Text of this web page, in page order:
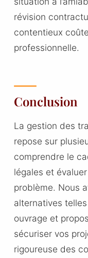
révision
contentieux
professionnelle.
Conclusion
La gestion des
repose sur
comprendre le
légales et
problème. Nous
alternatives
ouvrage et
sécuriser vos
rigoureuse des